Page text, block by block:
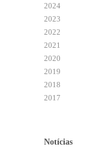
2024
2023
2022
2021
2020
2019
2018
2017
Notícias